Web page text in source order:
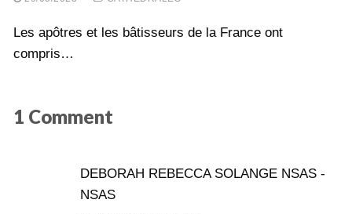
Les apôtres et les bâtisseurs de la France ont
compris…
1 Comment
DEBORAH REBECCA SOLANGE NSAS -
NSAS